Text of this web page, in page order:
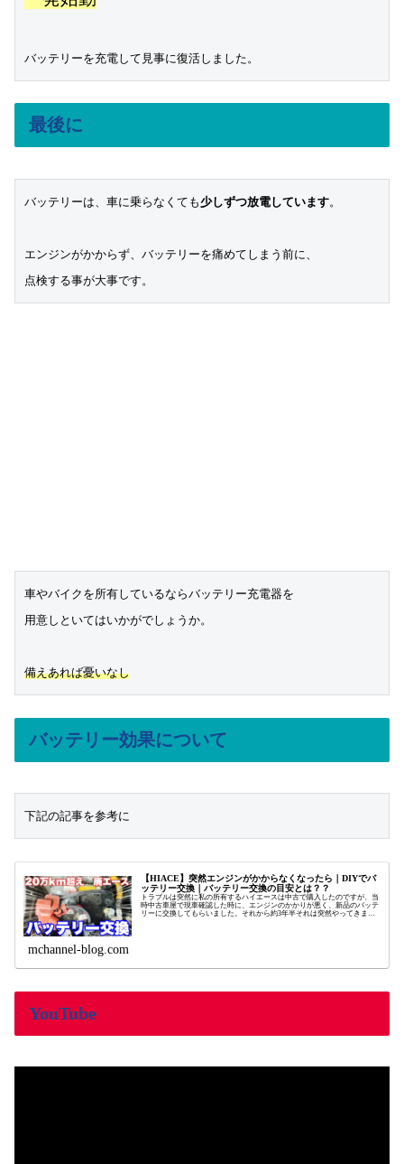
最後に
バッテリーは、車に乗らなくても少しずつ放電しています。
エンジンがかからず、バッテリーを痛めてしまう前に、
点検する事が大事です。
車やバイクを所有しているならバッテリー充電器を
用意しといてはいかがでしょうか。
備えあれば憂いなし
バッテリー効果について
下記の記事を参考に
【HIACE】突然エンジンがかからなくなったら｜DIYでバ
ッテリー交換｜バッテリー交換の目安とは？？
トラブルは突然に私の所有するハイエースは中古で購入したのですが、当
時中古車屋で現車確認した時に、エンジンのかかりが悪く、新品のバッテ
リーに交換してもらいました。それから約3年半それは突然やってきまし
mchannel-blog.com
YouTube